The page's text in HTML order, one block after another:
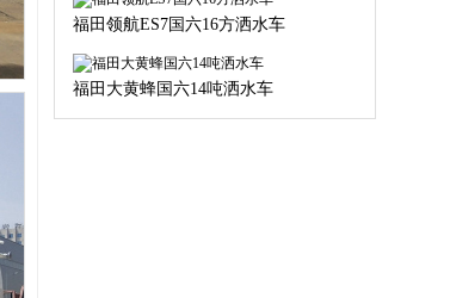
福田领航ES7国六16方洒水车
福田大黄蜂国六14吨洒水车